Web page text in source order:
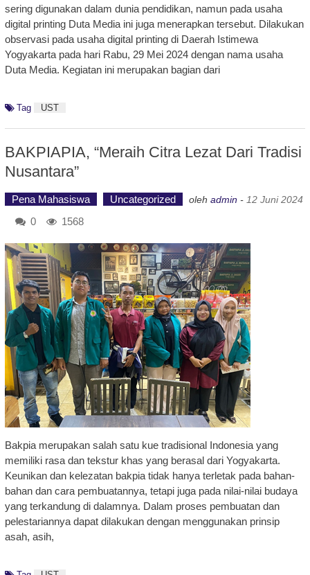
sering digunakan dalam dunia pendidikan, namun pada usaha
digital printing Duta Media ini juga menerapkan tersebut. Dilakukan
observasi pada usaha digital printing di Daerah Istimewa
Yogyakarta pada hari Rabu, 29 Mei 2024 dengan nama usaha
Duta Media. Kegiatan ini merupakan bagian dari
Tag UST
BAKPIAPIA, “Meraih Citra Lezat Dari Tradisi
Nusantara”
Pena Mahasiswa Uncategorized oleh admin - 12 Juni 2024
0 1568
Bakpia merupakan salah satu kue tradisional Indonesia yang
memiliki rasa dan tekstur khas yang berasal dari Yogyakarta.
Keunikan dan kelezatan bakpia tidak hanya terletak pada bahan-
bahan dan cara pembuatannya, tetapi juga pada nilai-nilai budaya
yang terkandung di dalamnya. Dalam proses pembuatan dan
pelestariannya dapat dilakukan dengan menggunakan prinsip
asah, asih,